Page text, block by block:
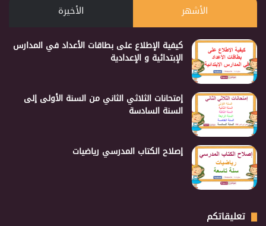
الأشهر الأخيرة
كيفية الإطلاع على بطاقات الأعداد في المدارس
الإبتدائية و الإعدادية
إمتحانات الثلاثي الثاني من السنة الأولى إلى
السنة السادسة
إصلاح الكتاب المدرسي رياضيات
تعليقاتكم